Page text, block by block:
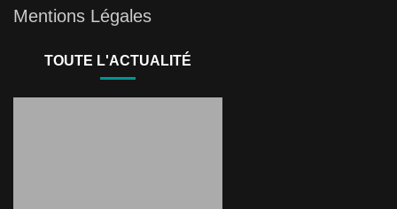
Mentions Légales
TOUTE L'ACTUALITÉ